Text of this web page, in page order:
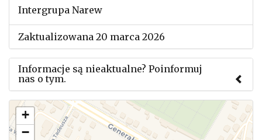
Intergrupa Narew
Zaktualizowana 20 marca 2026
Informacje są nieaktualne? Poinformuj
nas o tym.
Użyj tego formularza aby przesłać informację o
zmianach w powyższym mityngu.
+
−